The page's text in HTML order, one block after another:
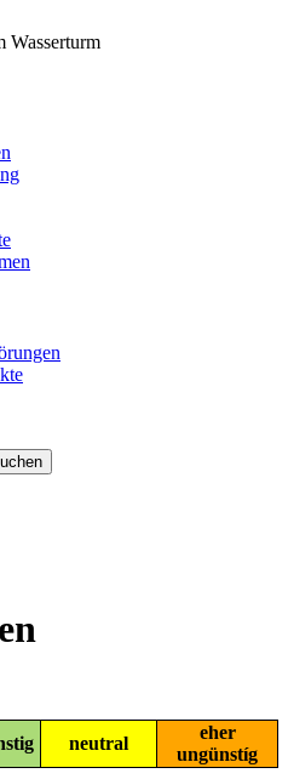
Wasserturm
neutral
eher
ungünstíg